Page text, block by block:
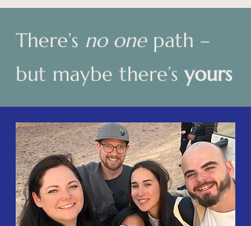
There’s no onepath –
but maybe there’s yours